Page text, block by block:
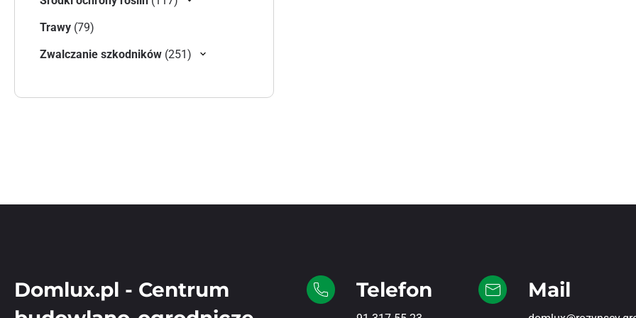
Trawy 7979 produktów
Zwalczanie szkodników 251251 produktów
Domlux.pl - Centrum
Telefon Mail